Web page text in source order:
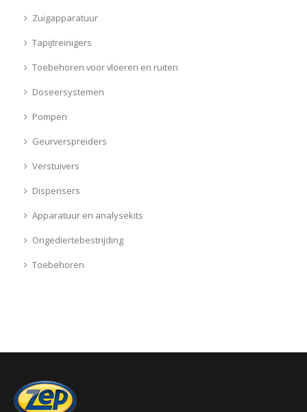
Zuigapparatuur
Tapijtreinigers
Toebehoren voor vloeren en ruiten
Doseersystemen
Pompen
Geurverspreiders
Verstuivers
Dispensers
Apparatuur en analysekits
Ongediertebestrijding
Toebehoren